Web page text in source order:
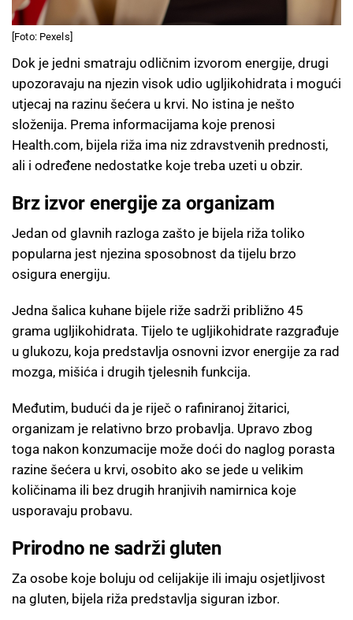
[Foto: Pexels]
Dok je jedni smatraju odličnim izvorom energije, drugi
upozoravaju na njezin visok udio ugljikohidrata i mogući
utjecaj na razinu šećera u krvi. No istina je nešto
složenija. Prema informacijama koje prenosi
Health.com, bijela riža ima niz zdravstvenih prednosti,
ali i određene nedostatke koje treba uzeti u obzir.
Brz izvor energije za organizam
Jedan od glavnih razloga zašto je bijela riža toliko
popularna jest njezina sposobnost da tijelu brzo
osigura energiju.
Jedna šalica kuhane bijele riže sadrži približno 45
grama ugljikohidrata. Tijelo te ugljikohidrate razgrađuje
u glukozu, koja predstavlja osnovni izvor energije za rad
mozga, mišića i drugih tjelesnih funkcija.
Međutim, budući da je riječ o rafiniranoj žitarici,
organizam je relativno brzo probavlja. Upravo zbog
toga nakon konzumacije može doći do naglog porasta
razine šećera u krvi, osobito ako se jede u velikim
količinama ili bez drugih hranjivih namirnica koje
usporavaju probavu.
Prirodno ne sadrži gluten
Za osobe koje boluju od celijakije ili imaju osjetljivost
na gluten, bijela riža predstavlja siguran izbor.